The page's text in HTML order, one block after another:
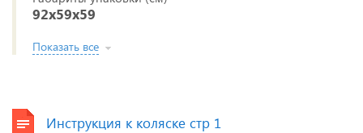
92x59x59
Показать все
Инструкция к коляске стр 1